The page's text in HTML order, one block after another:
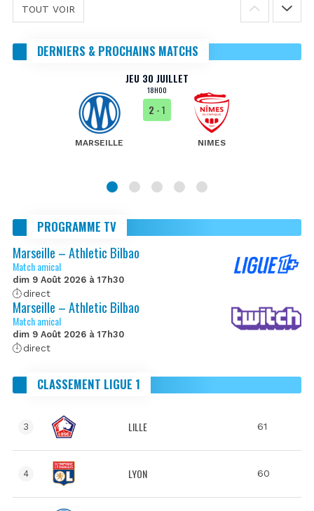
TOUT VOIR
DERNIERS & PROCHAINS MATCHS
JEU 30 JUILLET
18H00
MARSEILLE
2 - 1
NIMES
PROGRAMME TV
Marseille – Athletic Bilbao
Match amical
dim 9 Août 2026 à 17h30
direct
Marseille – Athletic Bilbao
Match amical
dim 9 Août 2026 à 17h30
direct
CLASSEMENT LIGUE 1
3 LILLE 61
4 LYON 60